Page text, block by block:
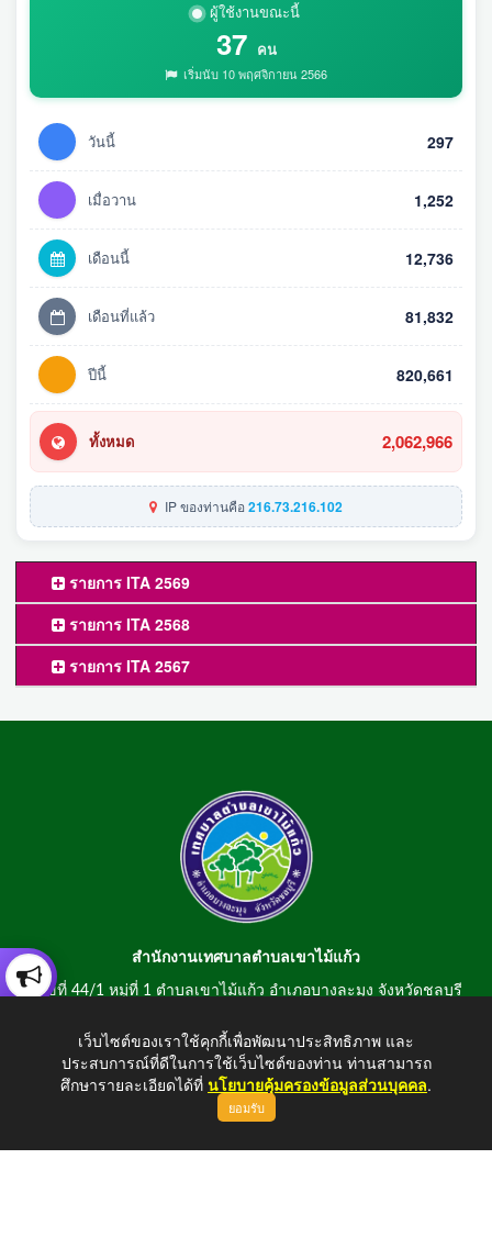
ผู้ใช้งานขณะนี้
37 คน
เริ่มนับ 10 พฤศจิกายน 2566
วันนี้ 297
เมื่อวาน 1,252
เดือนนี้ 12,736
เดือนที่แล้ว 81,832
ปีนี้ 820,661
ทั้งหมด 2,062,966
IP ของท่านคือ216.73.216.102
รายการ ITA 2569
รายการ ITA 2568
รายการ ITA 2567
สำนักงานเทศบาลตำบลเขาไม้แก้ว
เลขที่ 44/1 หมู่ที่ 1 ตำบลเขาไม้แก้ว อำเภอบางละมุง จังหวัดชลบุรี
สอบถามข้อมูลโทรศัพท์/โทรสาร 0-3807-2634-5
E-mail : saraban@khaomaikaew.go.th
เว็บไซต์ของเราใช้คุกกี้เพื่อพัฒนาประสิทธิภาพ และ
ประสบการณ์ที่ดีในการใช้เว็บไซต์ของท่าน ท่านสามารถ
ศึกษารายละเอียดได้ที่ นโยบายคุ้มครองข้อมูลส่วนบุคคล.
ยอมรับ